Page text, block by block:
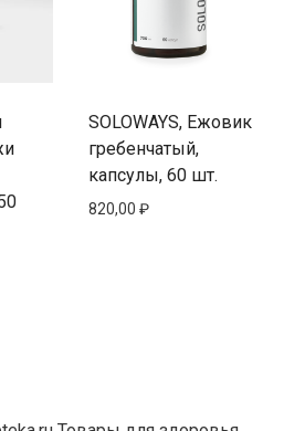
SOLOWAYS, Ежовик
гребенчатый,
капсулы, 60 шт.
820,00 ₽